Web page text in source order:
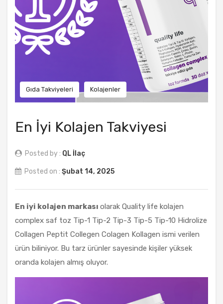
Gıda Takviyeleri Kolajenler
En İyi Kolajen Takviyesi
Posted by : QL İlaç
Posted on : Şubat 14, 2025
En iyi kolajen markası olarak Quality life kolajen
complex saf toz Tip-1 Tip-2 Tip-3 Tip-5 Tip-10 Hidrolize
Collagen Peptit Collegen Colagen Kollagen ismi verilen
ürün biliniyor. Bu tarz ürünler sayesinde kişiler yüksek
oranda kolajen almış oluyor.